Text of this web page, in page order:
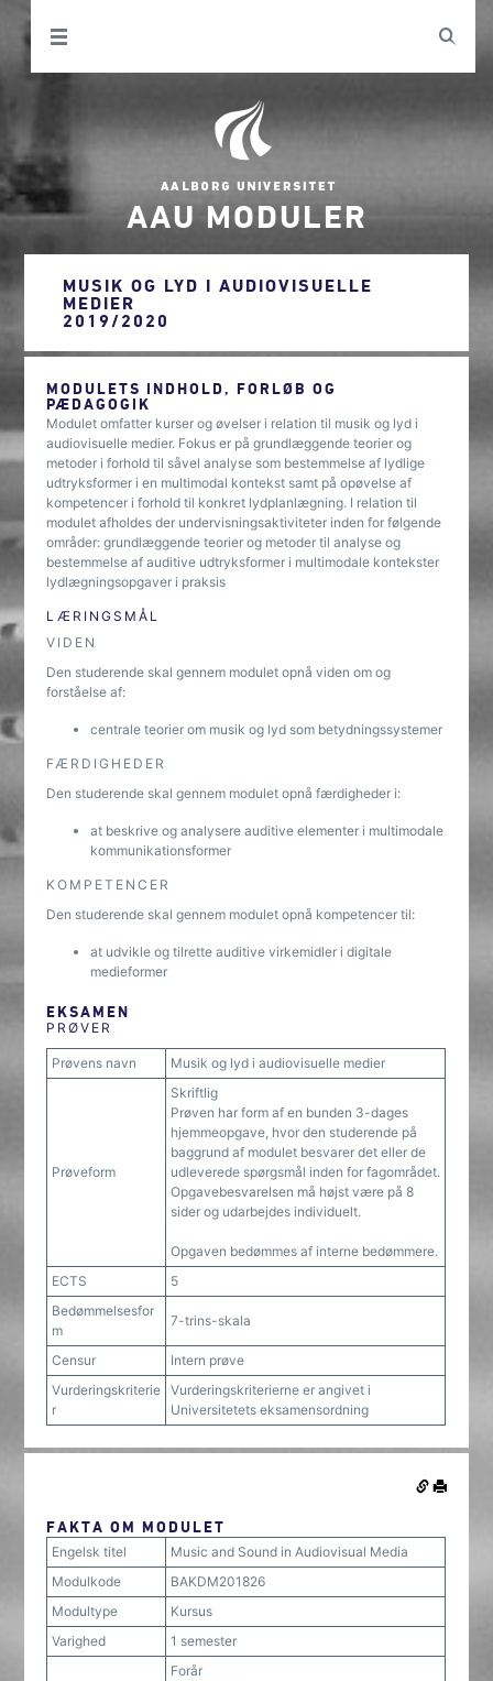
AAU MODULER
MUSIK OG LYD I AUDIOVISUELLE
MEDIER
2019/2020
MODULETS INDHOLD, FORLØB OG
PÆDAGOGIK
Modulet omfatter kurser og øvelser i relation til musik og lyd i
audiovisuelle medier. Fokus er på grundlæggende teorier og
metoder i forhold til såvel analyse som bestemmelse af lydlige
udtryksformer i en multimodal kontekst samt på opøvelse af
kompetencer i forhold til konkret lydplanlægning. I relation til
modulet afholdes der undervisningsaktiviteter inden for følgende
områder: grundlæggende teorier og metoder til analyse og
bestemmelse af auditive udtryksformer i multimodale kontekster
lydlægningsopgaver i praksis
LÆRINGSMÅL
VIDEN
Den studerende skal gennem modulet opnå viden om og
forståelse af:
centrale teorier om musik og lyd som betydningssystemer
FÆRDIGHEDER
Den studerende skal gennem modulet opnå færdigheder i:
at beskrive og analysere auditive elementer i multimodale
kommunikationsformer
KOMPETENCER
Den studerende skal gennem modulet opnå kompetencer til:
at udvikle og tilrette auditive virkemidler i digitale
medieformer
EKSAMEN
PRØVER
Prøvens navn Musik og lyd i audiovisuelle medier
Prøveform
Skriftlig
Prøven har form af en bunden 3-dages
hjemmeopgave, hvor den studerende på
baggrund af modulet besvarer det eller de
udleverede spørgsmål inden for fagområdet.
Opgavebesvarelsen må højst være på 8
sider og udarbejdes individuelt.
Opgaven bedømmes af interne bedømmere.
ECTS
5
Bedømmelsesfor
m
7-trins-skala
Censur
Intern prøve
Vurderingskriterie
r
Vurderingskriterierne er angivet i
Universitetets eksamensordning
FAKTA OM MODULET
Engelsk titel
Music and Sound in Audiovisual Media
Modulkode
BAKDM201826
Modultype
Kursus
Varighed
1 semester
Forår